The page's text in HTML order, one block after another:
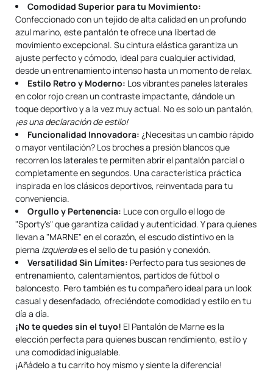
Comodidad Superior para tu Movimiento:
Confeccionado con un tejido de alta calidad en un profundo
azul marino, este pantalón te ofrece una libertad de
movimiento excepcional. Su cintura elástica garantiza un
ajuste perfecto y cómodo, ideal para cualquier actividad,
desde un entrenamiento intenso hasta un momento de relax.
Estilo Retro y Moderno: Los vibrantes paneles laterales
en color rojo crean un contraste impactante, dándole un
toque deportivo y a la vez muy actual. No es solo un pantalón,
¡es una declaración de estilo!
Funcionalidad Innovadora: ¿Necesitas un cambio rápido
o mayor ventilación? Los broches a presión blancos que
recorren los laterales te permiten abrir el pantalón parcial o
completamente en segundos. Una característica práctica
inspirada en los clásicos deportivos, reinventada para tu
conveniencia.
Orgullo y Pertenencia: Luce con orgullo el logo de
"Sporty's" que garantiza calidad y autenticidad. Y para quienes
llevan a "MARNE" en el corazón, el escudo distintivo en la
pierna izquierdaes el sello de tu pasión y conexión.
Versatilidad Sin Límites: Perfecto para tus sesiones de
entrenamiento, calentamientos, partidos de fútbol o
baloncesto. Pero también es tu compañero ideal para un look
casual y desenfadado, ofreciéndote comodidad y estilo en tu
día a día.
¡No te quedes sin el tuyo! El Pantalón de Marne es la
elección perfecta para quienes buscan rendimiento, estilo y
una comodidad inigualable.
¡Añádelo a tu carrito hoy mismo y siente la diferencia!